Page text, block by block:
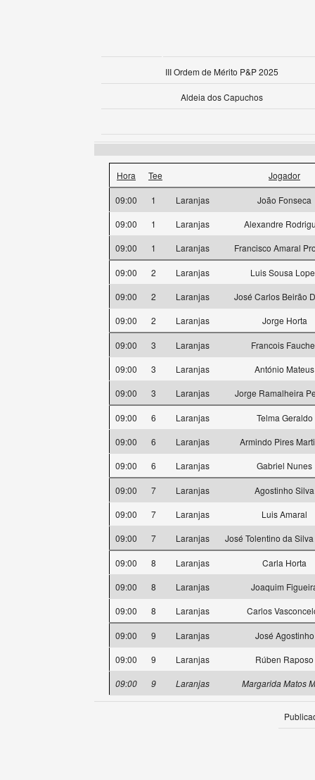
III Ordem de Mérito P&P 2025
Aldeia dos Capuchos
Hora Tee Jogador
09:00 1 Laranjas
João Fonseca
09:00
1 Laranjas
Alexandre
09:00
1 Laranjas Francisco Amaral
09:00 2 Laranjas
Luis Sousa
09:00
2 Laranjas
José Carlos Beirão
09:00
2 Laranjas Jorge Horta
09:00 3 Laranjas
Francois
09:00
3 Laranjas
António Mateus
09:00
3 Laranjas Jorge Ramalheira
09:00 6 Laranjas
Telma Geraldo
09:00
6 Laranjas
Armindo Pires
09:00
6 Laranjas Gabriel Nunes
09:00 7 Laranjas
Agostinho Silva
09:00
7 Laranjas
Luis Amaral
09:00
7 Laranjas José Tolentino da
09:00 8 Laranjas
Carla Horta
09:00
8 Laranjas
Joaquim
09:00
8 Laranjas Carlos
09:00 9 Laranjas
José Agostinho
09:00
9 Laranjas
Rúben Raposo
09:00
9 Laranjas Margarida Matos